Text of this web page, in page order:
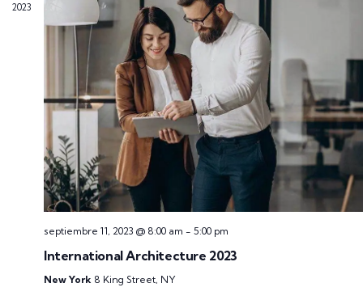
2023
septiembre 11, 2023 @ 8:00 am - 5:00 pm
International Architecture 2023
New York 8 King Street, NY